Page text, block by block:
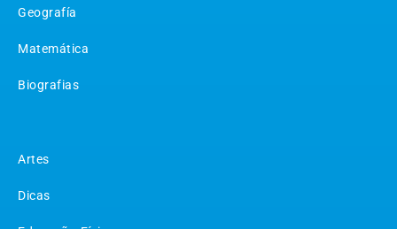
Geografía
Matemática
Biografias
Artes
Dicas